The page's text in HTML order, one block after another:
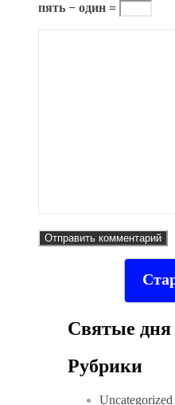
пять − один =
Святые дня
Рубрики
Uncategorized